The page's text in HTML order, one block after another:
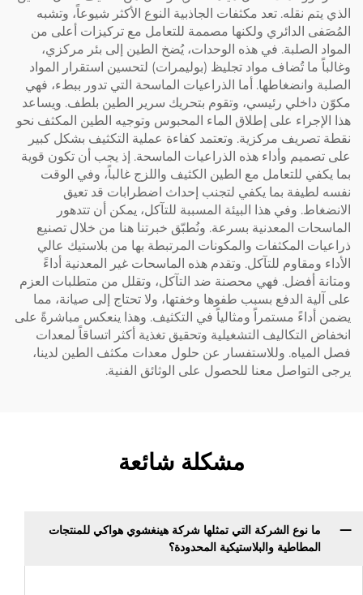
الذي يتم نقله. تعد مكثفات الجاذبية النوع الأكثر شيوعاً، وتشبه
المُصَفى الدائري ولكنها مصممة للتعامل مع تركيزات أعلى من
المواد الصلبة. في هذه الوحدات، يُضخ الطين إلى بئر مركزي،
وغالباً ما تُضاف مواد تجليظ (بوليمرات) لتحسين استقرار المواد
الصلبة وانضغاطها. أما الذراعيات الماسحة التي تدور ببطء، فهي
مكوّن داخلي رئيسي، وتقوم بتحريك سرير الطين بلطف. ويساعد
هذا الإجراء على إطلاق الماء المحبوس وتوجيه الطين المكثف نحو
نقطة تصريف مركزية. وتعتمد كفاءة عملية التكثيف بشكل كبير
على تصميم وأداء هذه الذراعيات الماسحة. إذ يجب أن تكون قوية
بما يكفي للتعامل مع الطين الكثيف واللزج غالباً، وفي الوقت
نفسه لطيفة بما يكفي لتجنب إحداث اضطرابات قد تعيق
الانضغاط. وفي هذا البيئة المسببة للتآكل، يمكن أن تتدهور
الماسحات المعدنية بسرعة. ونُطبّق خبرتنا هنا من خلال تصنيع
ذراعيات المكثفات والمكونات المرتبطة بها من بلاستيك عالي
الأداء ومقاوم للتآكل. وتقدم هذه الماسحات غير المعدنية أداءً
ومتانة أفضل. فهي محصنة ضد التآكل، وتقلل من متطلبات العزم
على آلية الدفع بسبب طفوها وخفتها، ولا تحتاج إلى صيانة، مما
يضمن أداءً مستمراً ومثالياً في التكثيف. وهذا ينعكس مباشرةً على
انخفاض التكاليف التشغيلية وتحقيق تغذية أكثر اتساقاً لمعدات
فصل المياه. وللاستفسار عن حلول معدات مكثف الطين لدينا،
يرجى التواصل معنا للحصول على الوثائق الفنية.
مشكلة شائعة
ما نوع الشركة التي تمثلها شركة هينغشوي هواكي للمنتجات
المطاطية والبلاستيكية المحدودة؟